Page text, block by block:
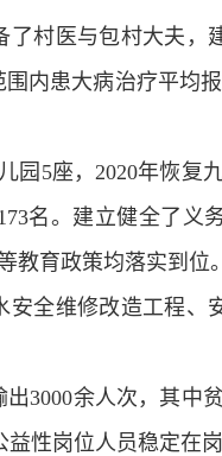
了村医与包村大夫
内患大病治疗平均
园5座，2020年恢复
名。建立健全了义
教育政策均落实到位
安全维修改造工程
3000余人次，其中
性岗位人员稳定在岗